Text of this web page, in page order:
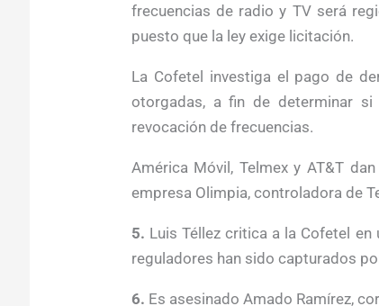
frecuencias de radio y TV será
puesto que la ley exige licitación.
La Cofetel investiga el pago de
otorgadas, a fin de determinar
revocación de frecuencias.
América Móvil, Telmex y AT&T
empresa Olimpia, controladora de
5. Luis Téllez critica a la Cofetel en
reguladores han sido capturados
6. Es asesinado Amado Ramírez,